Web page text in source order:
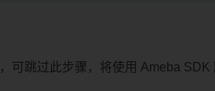
可跳过此步骤，将使用 Ameba SDK